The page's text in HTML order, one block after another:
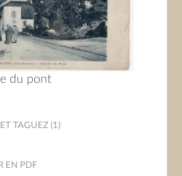
du pont
TAGUEZ (1)
EN PDF